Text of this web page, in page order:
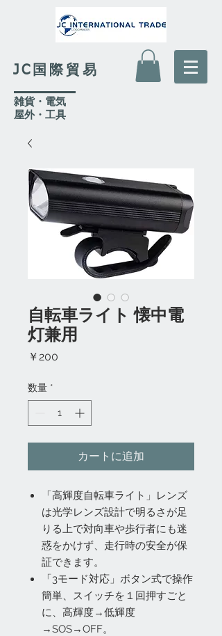
JC国際貿易
​雑貨・電気
​屋外・工具
自転車ライト 懐中電
灯兼用
￥200
数量 *
カートに追加
「高輝度自転車ライト」レンズ
は光学レンズ設計で明るさが足
りる上で対向車や歩行者にも迷
惑をかけず、走行時の安全が保
証できます。
「3モード対応」ボタン式で操作
簡単、スイッチを１回押すごと
に、高輝度→低輝度
→SOS→OFF。